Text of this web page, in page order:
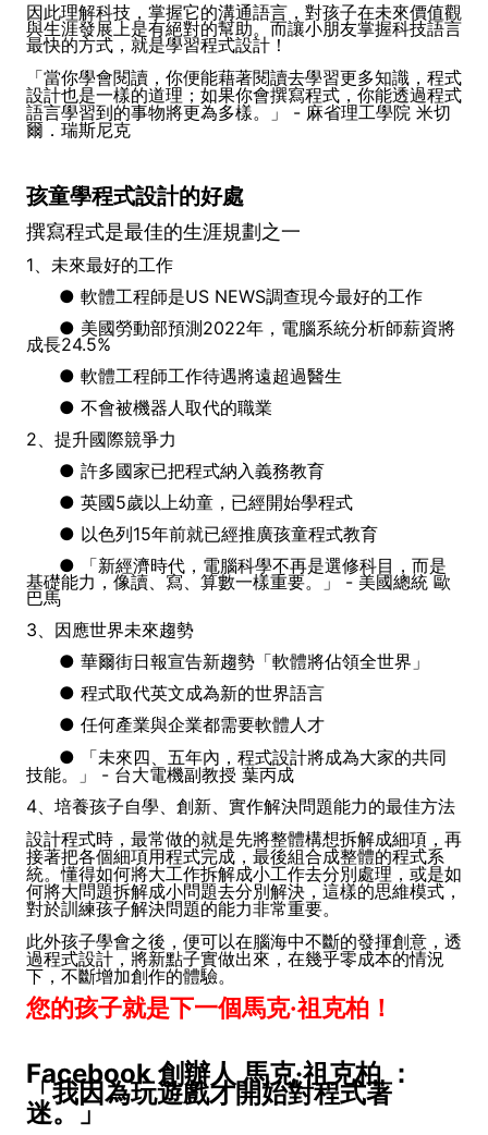
因此理解科技，掌握它的溝通語言，對孩子在未來價值觀
與生涯發展上是有絕對的幫助。而讓小朋友掌握科技語言
最快的方式，就是學習程式設計！
「當你學會閱讀，你便能藉著閱讀去學習更多知識，程式
設計也是一樣的道理；如果你會撰寫程式，你能透過程式
語言學習到的事物將更為多樣。」 - 麻省理工學院 米切
爾．瑞斯尼克
孩童學程式設計的好處
撰寫程式是最佳的生涯規劃之一
1、未來最好的工作
● 軟體工程師是US NEWS調查現今最好的工作
● 美國勞動部預測2022年，電腦系統分析師薪資將
成長24.5%
● 軟體工程師工作待遇將遠超過醫生
● 不會被機器人取代的職業
2、提升國際競爭力
● 許多國家已把程式納入義務教育
● 英國5歲以上幼童，已經開始學程式
● 以色列15年前就已經推廣孩童程式教育
● 「新經濟時代，電腦科學不再是選修科目，而是
基礎能力，像讀、寫、算數一樣重要。」 - 美國總統 歐
巴馬
3、因應世界未來趨勢
● 華爾街日報宣告新趨勢「軟體將佔領全世界」
● 程式取代英文成為新的世界語言
● 任何產業與企業都需要軟體人才
●
「未來四、五年內，程式設計將成為大家的共同
技能。」 - 台大電機副教授 葉丙成
4、培養孩子自學、創新、實作解決問題能力的最佳方法
設計程式時，最常做的就是先將整體構想拆解成細項，再
接著把各個細項用程式完成，最後組合成整體的程式系
統。懂得如何將大工作拆解成小工作去分別處理，或是如
何將大問題拆解成小問題去分別解決，這樣的思維模式，
對於訓練孩子解決問題的能力非常重要。
此外孩子學會之後，便可以在腦海中不斷的發揮創意，透
過程式設計，將新點子實做出來，在幾乎零成本的情況
下，不斷增加創作的體驗。
您的孩子就是下一個馬克·祖克柏！
Facebook 創辦人 馬克·祖克柏 ：
「我因為玩遊戲才開始對程式著
迷。」